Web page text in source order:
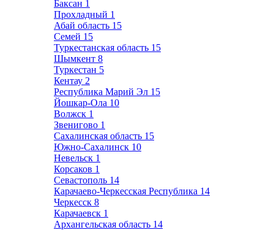
Баксан 1
Прохладный 1
Абай область 15
Семей 15
Туркестанская область 15
Шымкент 8
Туркестан 5
Кентау 2
Республика Марий Эл 15
Йошкар-Ола 10
Волжск 1
Звенигово 1
Сахалинская область 15
Южно-Сахалинск 10
Невельск 1
Корсаков 1
Севастополь 14
Карачаево-Черкесская Республика 14
Черкесск 8
Карачаевск 1
Архангельская область 14